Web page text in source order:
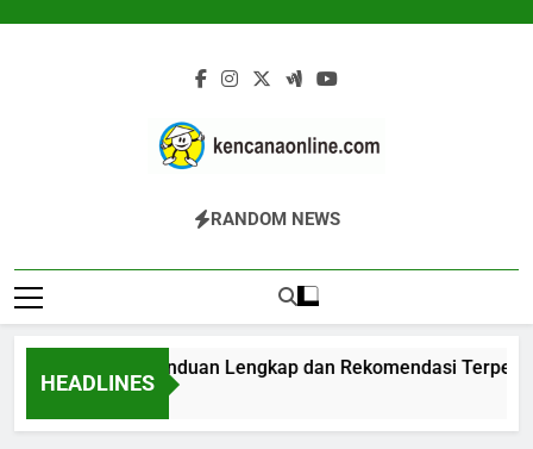
Kencana Online
Jasa Pengelolaan Sampah Kawasan
Dan Industri
RANDOM NEWS
HEADLINES
Biodigester: Panduan Lengkap dan Rekomendasi
13 Jam Ago